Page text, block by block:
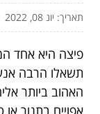
תאריך: יונ 08, 2022
פיצה היא אחד
תשאלו הרבה
האהוב ביותר
אפויים בתנור